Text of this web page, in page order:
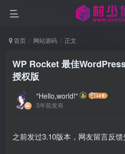
首页 网站源码 正文
WP Rocket 最佳
授权版
"Hello,world!"
3年前发布
之前发过3.10版本，网友留言反